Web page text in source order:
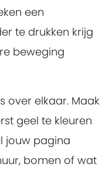
een
te drukken krijg
beweging
over elkaar. Maak
geel te kleuren
jouw pagina
bomen of wat